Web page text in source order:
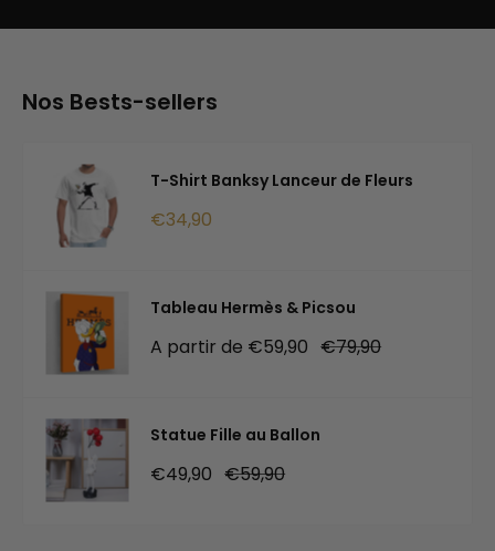
Nos Bests-sellers
T-Shirt Banksy Lanceur de Fleurs
Prix
réduit
€34,90
Tableau Hermès & Picsou
Prix
réduit
A partir de €59,90 Prix
normal
€79,90
Statue Fille au Ballon
Prix
réduit
€49,90 Prix
normal
€59,90